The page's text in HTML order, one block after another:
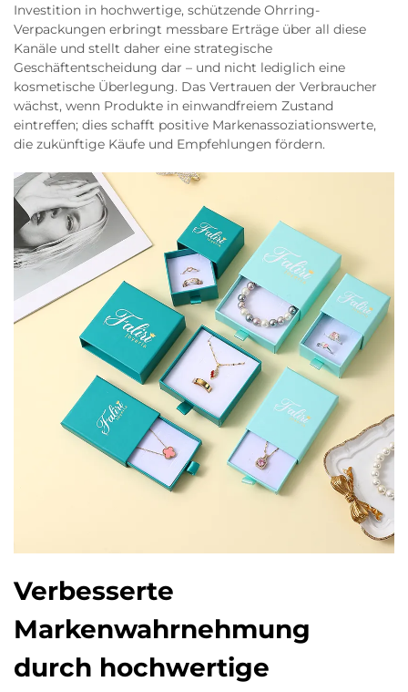
Investition in hochwertige, schützende Ohrring-
Verpackungen erbringt messbare Erträge über all diese
Kanäle und stellt daher eine strategische
Geschäftentscheidung dar – und nicht lediglich eine
kosmetische Überlegung. Das Vertrauen der Verbraucher
wächst, wenn Produkte in einwandfreiem Zustand
eintreffen; dies schafft positive Markenassoziationswerte,
die zukünftige Käufe und Empfehlungen fördern.
Verbesserte
Markenwahrnehmung
durch hochwertige